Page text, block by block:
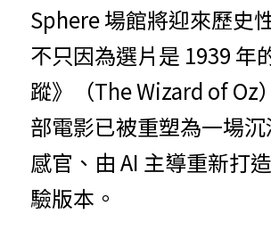
Sphere 場館將迎來歷史
不只因為選片是 1939 年
蹤》（The Wizard of Oz
部電影已被重塑為一場
感官、由 AI 主導重新打
驗版本。